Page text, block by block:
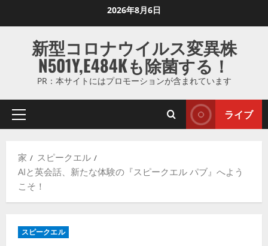
ス
ッ
2026年8月6日
新型コロナウイルス変異株
N501Y,E484Kも除菌する！
PR：本サイトにはプロモーションが含まれています
プ
マ
リ
メ
ー
ライブ
家
スピークエル
AIと英会話、新たな体験の『スピークエル パブ』へよう
こそ！
スピークエル